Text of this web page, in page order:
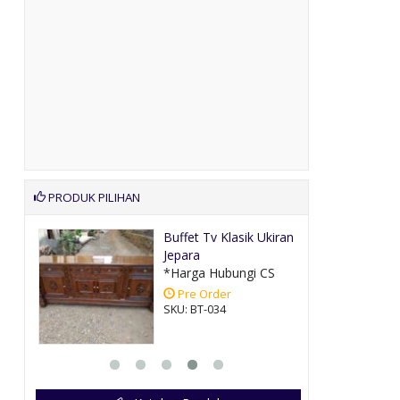
PRODUK PILIHAN
Buffet Tv Klasik Ukiran
Jepara
*Harga Hubungi CS
Pre Order
SKU: BT-034